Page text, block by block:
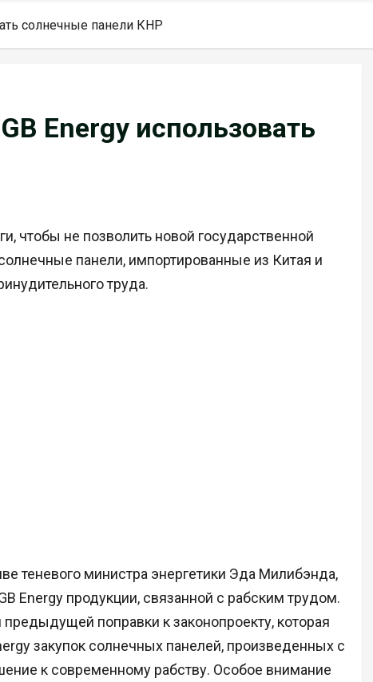
солнечные панели КНР
Energy использовать
чтобы не позволить новой государственной
панели, импортированные из Китая и
труда.
теневого министра энергетики Эда Милибэнда,
Energy продукции, связанной с рабским трудом.
поправки к законопроекту, которая
закупок солнечных панелей, произведенных с
к современному рабству. Особое внимание